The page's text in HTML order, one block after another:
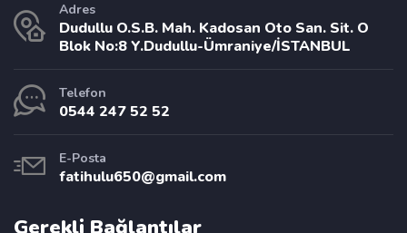
Adres
Dudullu O.S.B. Mah. Kadosan Oto San. Sit. O
Blok No:8 Y.Dudullu-Ümraniye/İSTANBUL
Telefon
0544 247 52 52
E-Posta
fatihulu650@gmail.com